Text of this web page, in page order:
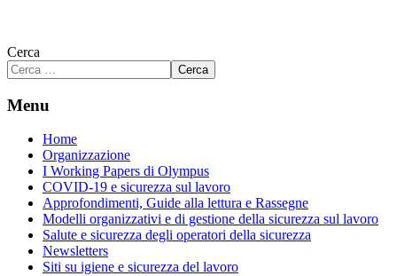
Cerca
Cerca
Menu
Home
Organizzazione
I Working Papers di Olympus
COVID-19 e sicurezza sul lavoro
Approfondimenti, Guide alla lettura e Rassegne
Modelli organizzativi e di gestione della sicurezza sul lavoro
Salute e sicurezza degli operatori della sicurezza
Newsletters
Siti su igiene e sicurezza del lavoro